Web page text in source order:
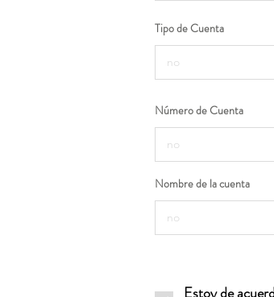
Tipo de Cuenta
Número de Cuenta
Nombre de la cuenta